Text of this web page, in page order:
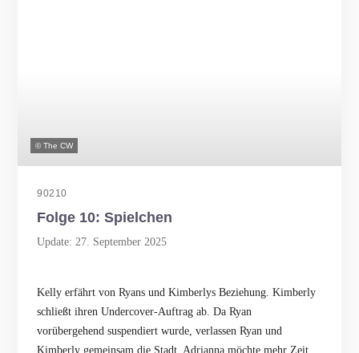
© The CW
90210
Folge 10: Spielchen
Update: 27. September 2025
Kelly erfährt von Ryans und Kimberlys Beziehung. Kimberly
schließt ihren Undercover-Auftrag ab. Da Ryan
vorübergehend suspendiert wurde, verlassen Ryan und
Kimberly gemeinsam die Stadt. Adrianna möchte mehr Zeit